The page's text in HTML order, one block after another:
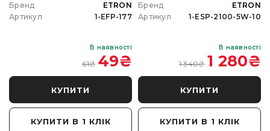
Бренд
ETRON
Артикул
1-EFP-177
В наявності
61₴ 49₴
КУПИТИ
КУПИТИ В 1 КЛІК
Бренд
ETRON
Артикул
1-ESP-2100-5W-10
В наявності
1 340₴ 1 280₴
КУПИТИ
КУПИТИ В 1 КЛІК